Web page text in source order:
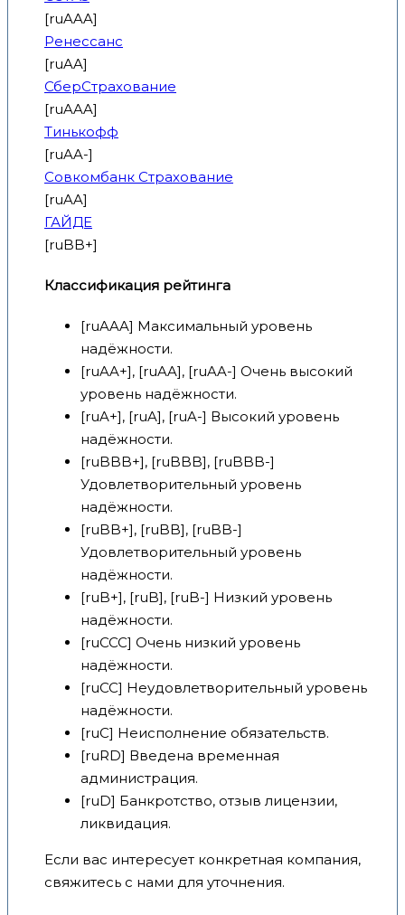
[ruAAA]
Ренессанс
[ruAA]
СберСтрахование
[ruAAA]
Тинькофф
[ruAA-]
Совкомбанк Страхование
[ruAA]
ГАЙДЕ
[ruBB+]
Классификация рейтинга
[ruAAA] Максимальный уровень
надёжности.
[ruAA+], [ruAA], [ruAA-] Очень высокий
уровень надёжности.
[ruA+], [ruA], [ruA-] Высокий уровень
надёжности.
[ruBBB+], [ruBBB], [ruBBB-]
Удовлетворительный уровень
надёжности.
[ruBB+], [ruBB], [ruBB-]
Удовлетворительный уровень
надёжности.
[ruB+], [ruB], [ruB-] Низкий уровень
надёжности.
[ruCCC] Очень низкий уровень
надёжности.
[ruCC] Неудовлетворительный уровень
надёжности.
[ruC] Неисполнение обязательств.
[ruRD] Введена временная
администрация.
[ruD] Банкротство, отзыв лицензии,
ликвидация.
Если вас интересует конкретная компания,
свяжитесь с нами для уточнения.